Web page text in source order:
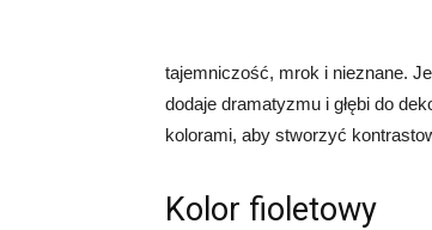
tajemniczość, mrok i nieznane.
dodaje dramatyzmu i głębi do
kolorami, aby stworzyć
Kolor fioletowy